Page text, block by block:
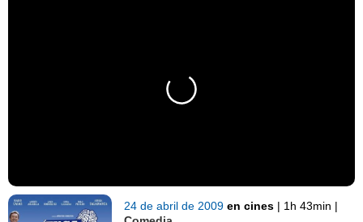
24 de abril de 2009en cines | 1h 43min |